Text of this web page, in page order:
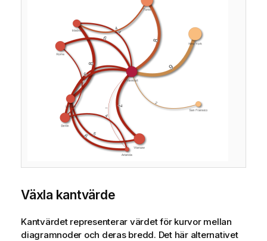
Växla kantvärde
Kantvärdet representerar värdet för kurvor mellan
diagramnoder och deras bredd. Det här alternativet